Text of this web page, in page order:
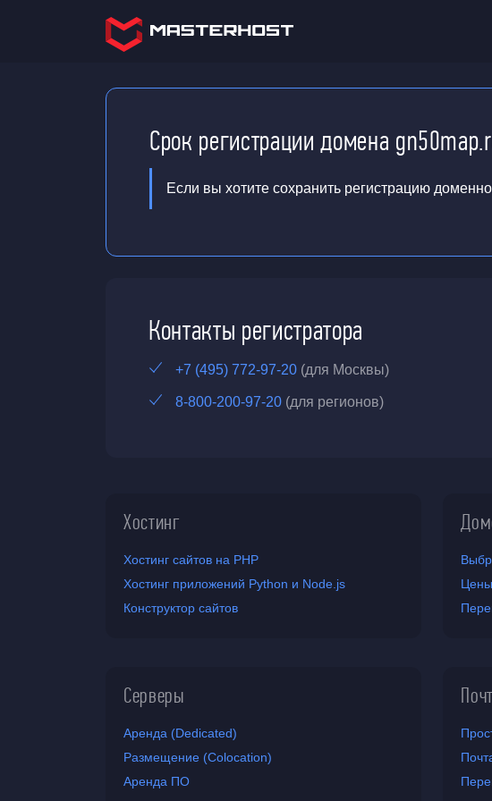
Срок регистрации домена
Если вы хотите сохранить регистрацию
Контакты регистратора
+7 (495) 772-97-20 (для Москвы)
8-800-200-97-20 (для регионов)
Хостинг
Хостинг сайтов на PHP
Хостинг приложений Python и Node.js
Конструктор сайтов
Серверы
Аренда (Dedicated)
Размещение (Colocation)
Аренда ПО